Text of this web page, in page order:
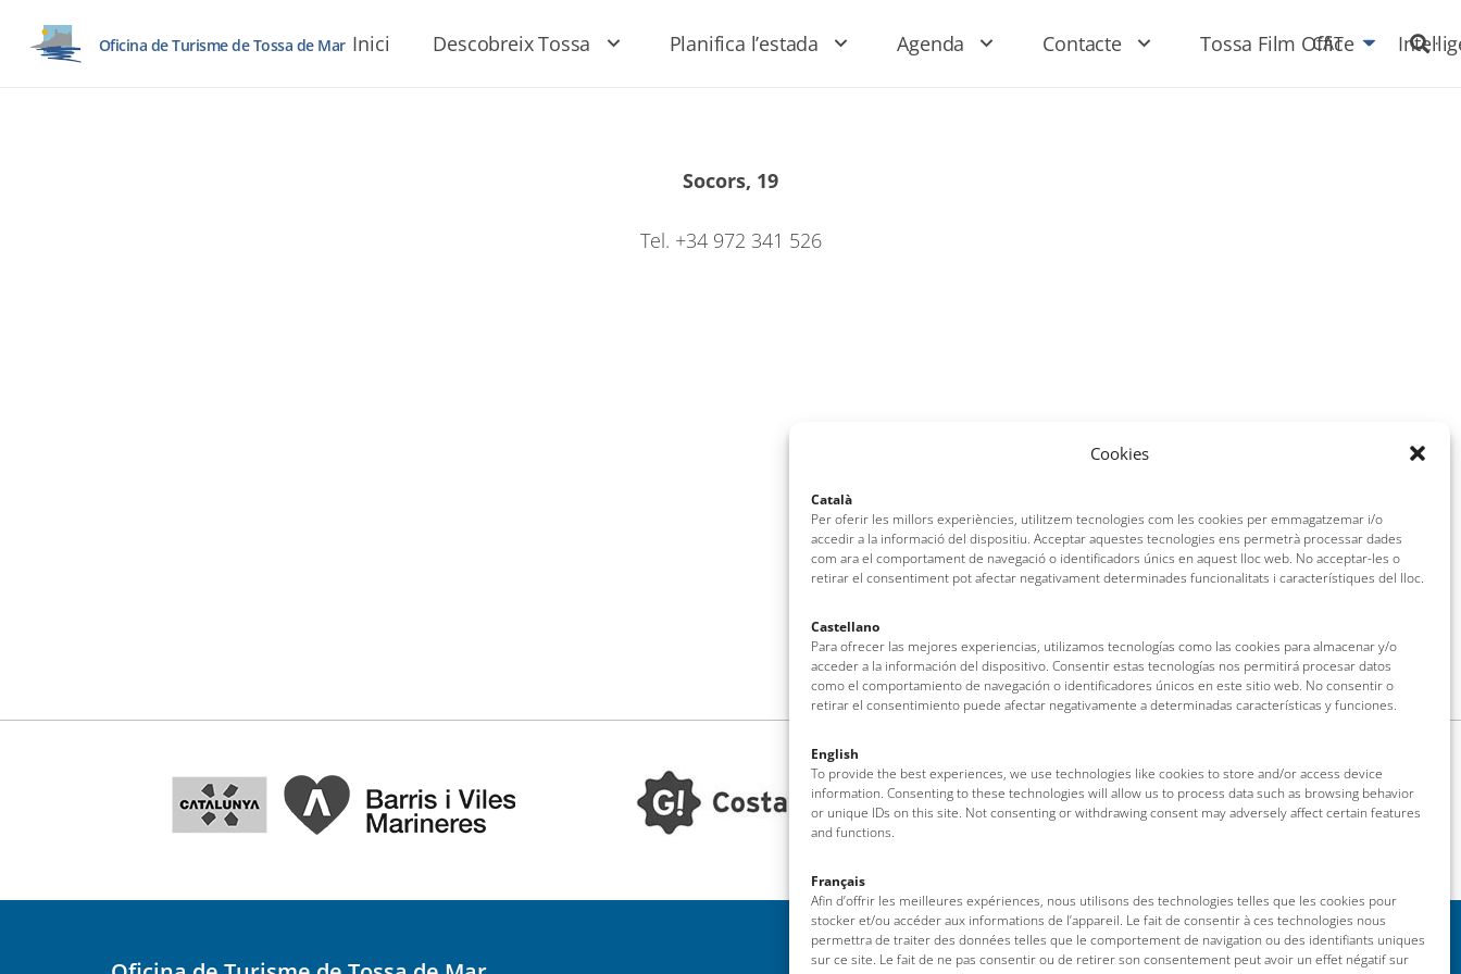
Cookies
Català
Per oferir les millors experiències, utilitzem tecnologies com les cookies per emmagatzemar i/o
accedir a la informació del dispositiu. Acceptar aquestes tecnologies ens permetrà processar dades
com ara el comportament de navegació o identificadors únics en aquest lloc web. No acceptar-les o
retirar el consentiment pot afectar negativament determinades funcionalitats i característiques del lloc.
Castellano
Para ofrecer las mejores experiencias, utilizamos tecnologías como las cookies para almacenar y/o
acceder a la información del dispositivo. Consentir estas tecnologías nos permitirá procesar datos
como el comportamiento de navegación o identificadores únicos en este sitio web. No consentir o
retirar el consentimiento puede afectar negativamente a determinadas características y funciones.
English
To provide the best experiences, we use technologies like cookies to store and/or access device
information. Consenting to these technologies will allow us to process data such as browsing behavior
or unique IDs on this site. Not consenting or withdrawing consent may adversely affect certain features
and functions.
Français
Afin d’offrir les meilleures expériences, nous utilisons des technologies telles que les cookies pour
stocker et/ou accéder aux informations de l’appareil. Le fait de consentir à ces technologies nous
permettra de traiter des données telles que le comportement de navigation ou des identifiants uniques
sur ce site. Le fait de ne pas consentir ou de retirer son consentement peut avoir un effet négatif sur
Oficina de Turisme de Tossa de Mar Inici Descobreix Tossa Planifica l’estada Agenda Contacte Tossa Film Office
CAT
Socors, 19
Tel. +34 972 341 526